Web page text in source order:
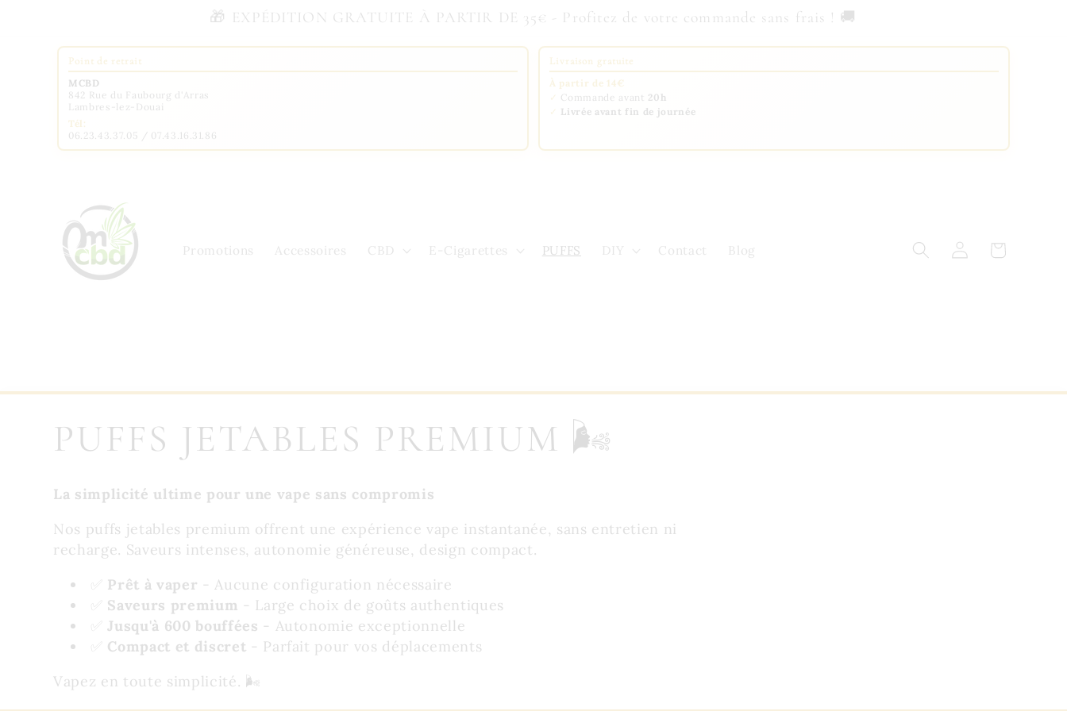
contenu
🎁 EXPÉDITION GRATUITE À PARTIR DE 35€ - Profitez de votre commande sans frais ! 🚚
Point de retrait
MCBD
842 Rue du Faubourg d'Arras
Lambres-lez-Douai
Tél:
06.23.43.37.05 / 07.43.16.31.86
Livraison gratuite
À partir de 14€
✓ Commande avant 20h
✓ Livrée avant fin de journée
Promotions Accessoires CBD E-Cigarettes PUFFS DIY Contact Blog ConnexionPanier
C
O
L
L
E
C
PUFFS JETABLES PREMIUM 🌬️
La simplicité ultime pour une vape sans compromis
Nos puffs jetables premium offrent une expérience vape instantanée, sans entretien ni
recharge. Saveurs intenses, autonomie généreuse, design compact.
Prêt à vaper - Aucune configuration nécessaire
Saveurs premium - Large choix de goûts authentiques
✅Jusqu'à 600 bouffées - Autonomie exceptionnelle
Compact et discret - Parfait pour vos déplacements
Vapez en toute simplicité. 🌬️